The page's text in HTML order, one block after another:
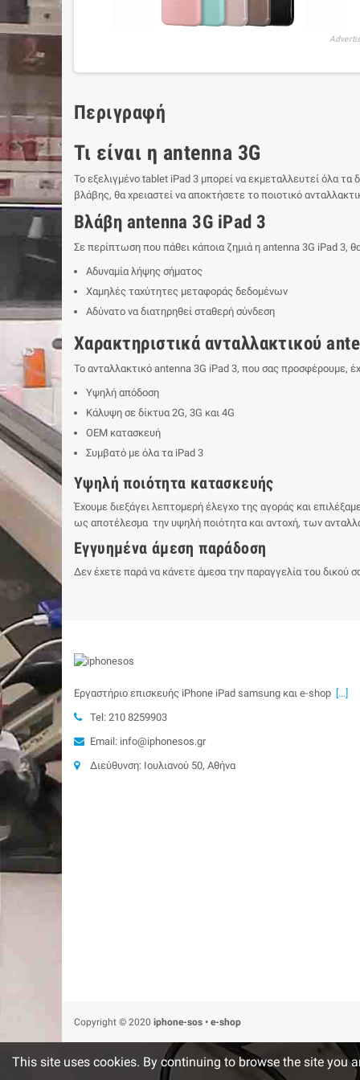
Περιγραφή
Τι είναι η antenna 3G
Το εξελιγμένο tablet iPad 3 μπορεί να εκμεταλλευτεί όλα
βλάβης, θα χρειαστεί να αποκτήσετε το ποιοτικό
Βλάβη antenna 3G iPad 3
Σε περίπτωση που πάθει κάποια ζημιά η antenna 3G iPad 3,
Αδυναμία λήψης σήματος
Χαμηλές ταχύτητες μεταφοράς δεδομένων
Αδύνατο να διατηρηθεί σταθερή σύνδεση
Χαρακτηριστικά ανταλλακτικού
Το ανταλλακτικό antenna 3G iPad 3, που σας προσφέρουμε,
Υψηλή απόδοση
Κάλυψη σε δίκτυα 2G, 3G και 4G
ΟΕΜ κατασκευή
Συμβατό με όλα τα iPad 3
Υψηλή ποιότητα κατασκευής
Έχουμε διεξάγει λεπτομερή έλεγχο της αγοράς και
ως αποτέλεσμα την υψηλή ποιότητα και αντοχή, των
Εγγυημένα άμεση παράδοση
Δεν έχετε παρά να κάνετε άμεσα την παραγγελία του δικού
Εργαστήριο επισκευής iPhone iPad samsung και e-shop [...]
Tel: 210 8259903
Email: info@iphonesos.gr
Διεύθυνση: Ιουλιανού 50, Αθήνα
Copyright © 2020 iphone-sos • e-shop
This site uses cookies. By continuing to browse the site you